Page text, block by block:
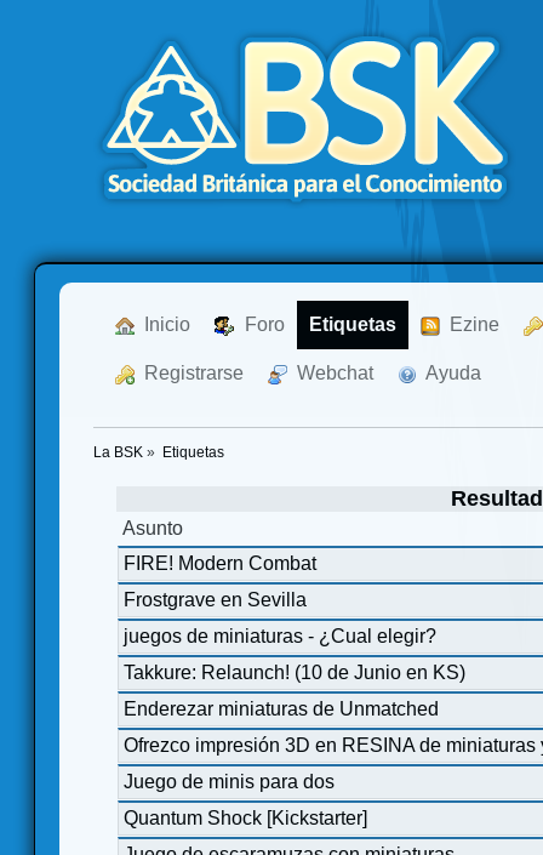
Inicio Foro Etiquetas Ezine
Registrarse Webchat Ayuda
La BSK » Etiquetas
Asunto
FIRE! Modern Combat
Frostgrave en Sevilla
juegos de miniaturas - ¿Cual elegir?
Takkure: Relaunch! (10 de Junio en KS)
Enderezar miniaturas de Unmatched
Ofrezco impresión 3D en RESINA de miniaturas
Juego de minis para dos
Quantum Shock [Kickstarter]